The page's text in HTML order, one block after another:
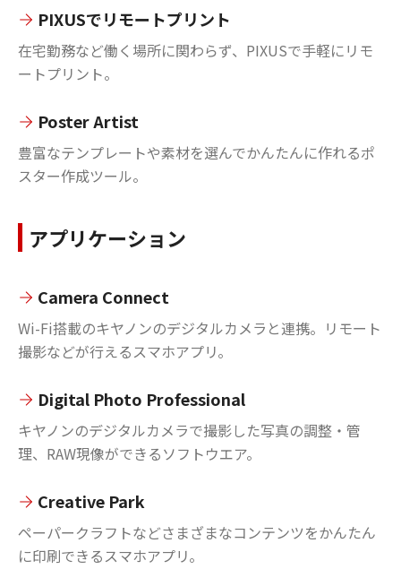
PIXUSでリモートプリント
在宅勤務など働く場所に関わらず、PIXUSで手軽にリモ
ートプリント。
Poster Artist
豊富なテンプレートや素材を選んでかんたんに作れるポ
スター作成ツール。
アプリケーション
Camera Connect
Wi-Fi搭載のキヤノンのデジタルカメラと連携。リモート
撮影などが行えるスマホアプリ。
Digital Photo Professional
キヤノンのデジタルカメラで撮影した写真の調整・管
理、RAW現像ができるソフトウエア。
Creative Park
ペーパークラフトなどさまざまなコンテンツをかんたん
に印刷できるスマホアプリ。